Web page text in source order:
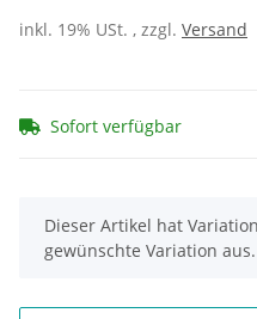
inkl. 19% USt. , zzgl. Versand
Sofort verfügbar
x
Dieser Artikel hat
gewünschte Variation aus.